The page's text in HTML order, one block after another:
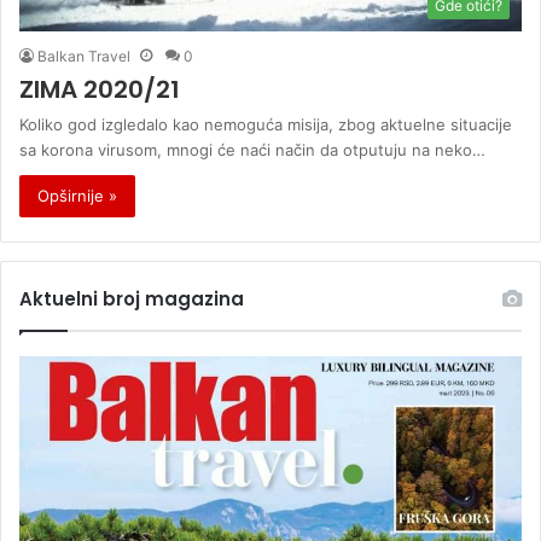
Gde otići?
Balkan Travel 0
ZIMA 2020/21
Koliko god izgledalo kao nemoguća misija, zbog aktuelne situacije
sa korona virusom, mnogi će naći način da otputuju na neko…
Opširnije »
Aktuelni broj magazina